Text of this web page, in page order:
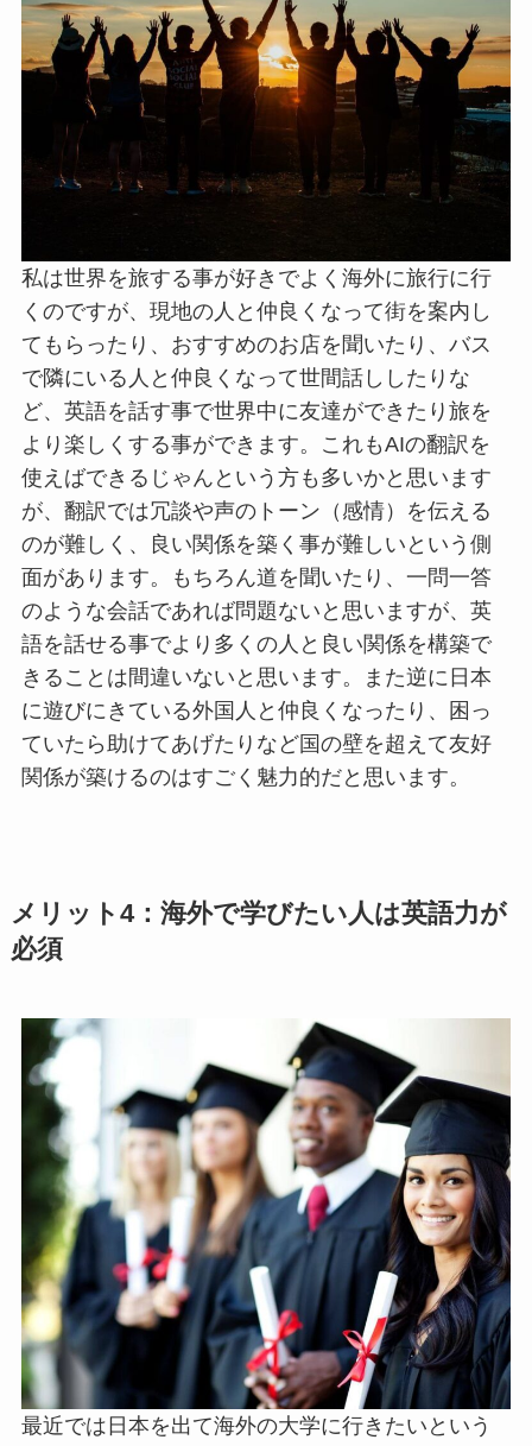
私は世界を旅する事が好きでよく海外に旅行に行
くのですが、現地の人と仲良くなって街を案内し
てもらったり、おすすめのお店を聞いたり、バス
で隣にいる人と仲良くなって世間話ししたりな
ど、英語を話す事で世界中に友達ができたり旅を
より楽しくする事ができます。これもAIの翻訳を
使えばできるじゃんという方も多いかと思います
が、翻訳では冗談や声のトーン（感情）を伝える
のが難しく、良い関係を築く事が難しいという側
面があります。もちろん道を聞いたり、一問一答
のような会話であれば問題ないと思いますが、英
語を話せる事でより多くの人と良い関係を構築で
きることは間違いないと思います。また逆に日本
に遊びにきている外国人と仲良くなったり、困っ
ていたら助けてあげたりなど国の壁を超えて友好
関係が築けるのはすごく魅力的だと思います。
メリット4：海外で学びたい人は英語力が
必須
最近では日本を出て海外の大学に行きたいという